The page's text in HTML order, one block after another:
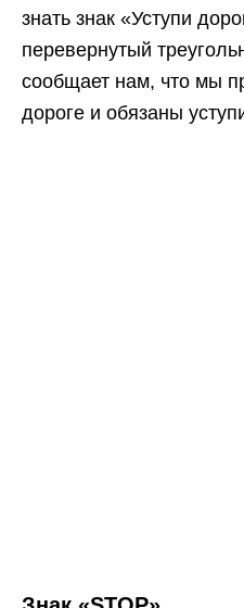
знать знак «Уступи
перевернутый
сообщает нам, что мы
дороге и обязаны